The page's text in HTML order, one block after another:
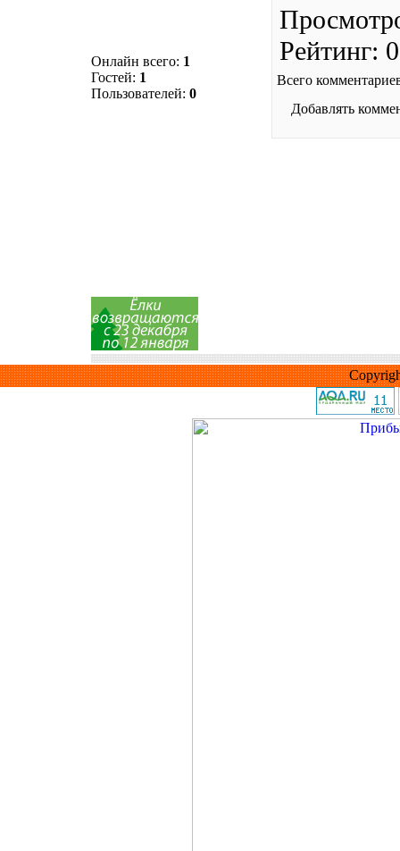
Онлайн всего: 1
Гостей: 1
Пользователей: 0
Рейтинг:
Всего
Добавлять